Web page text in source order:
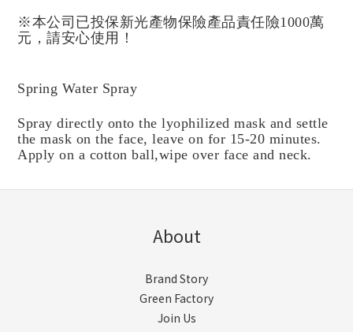
※本公司已投保新光產物保險產品責任險1000萬
元，請安心使用！
Spring Water Spray
Spray directly onto the lyophilized mask and settle
the mask on the face, leave on for 15-20 minutes.
Apply on a cotton ball,wipe over face and neck.
About
Brand Story
Green Factory
Join Us